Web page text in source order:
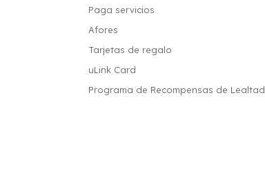
Paga servicios
Afores
Tarjetas de regalo
uLink Card
Programa de Recompensas de Lealtad